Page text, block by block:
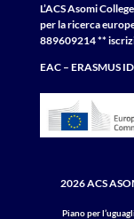
L’ACS Asomi
per la ricerca
889609214 **
EAC – ERASMUS ID
2026 ACS
Piano per